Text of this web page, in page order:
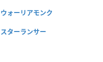
ウォーリアモンク
スターランサー